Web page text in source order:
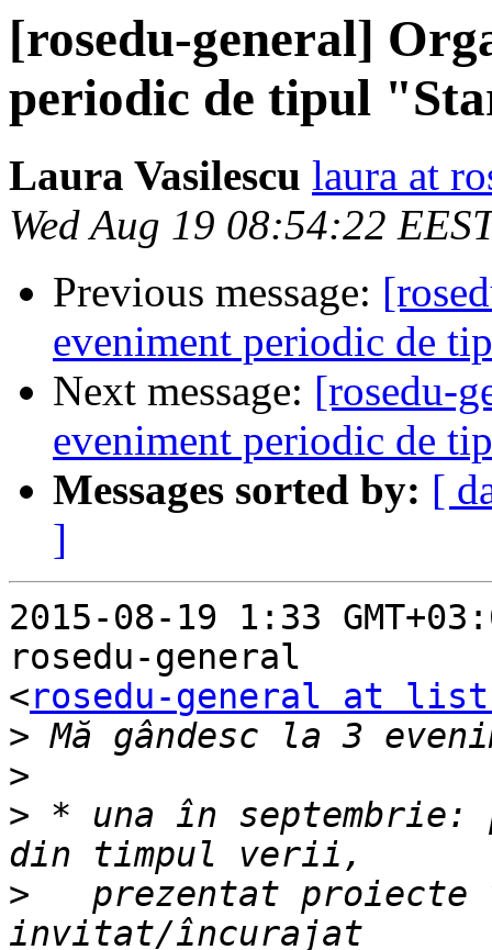
[rosedu-general]
periodic de tipul
Laura Vasilescu laura at
Wed Aug 19 08:54:22
Previous message:
eveniment periodic de
Next message: [rosedu-
eveniment periodic de
Messages sorted by: [
]
2015-08-19 1:33
rosedu-general
<rosedu-general at
>
>
> * una în
>
prezentat proiecte